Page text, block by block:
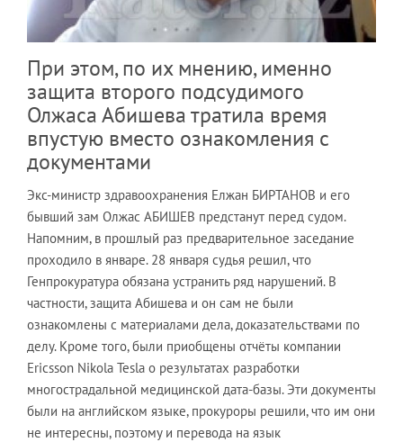
При этом, по их мнению, именно
защита второго подсудимого
Олжаса Абишева тратила время
впустую вместо ознакомления с
документами
Экс-министр здравоохранения Елжан БИРТАНОВ и его
бывший зам Олжас АБИШЕВ предстанут перед судом.
Напомним, в прошлый раз предварительное заседание
проходило в январе. 28 января судья решил, что
Генпрокуратура обязана устранить ряд нарушений. В
частности, защита Абишева и он сам не были
ознакомлены с материалами дела, доказательствами по
делу. Кроме того, были приобщены отчёты компании
Ericsson Nikola Tesla о результатах разработки
многострадальной медицинской дата-базы. Эти документы
были на английском языке, прокуроры решили, что им они
не интересны, поэтому и перевода на язык